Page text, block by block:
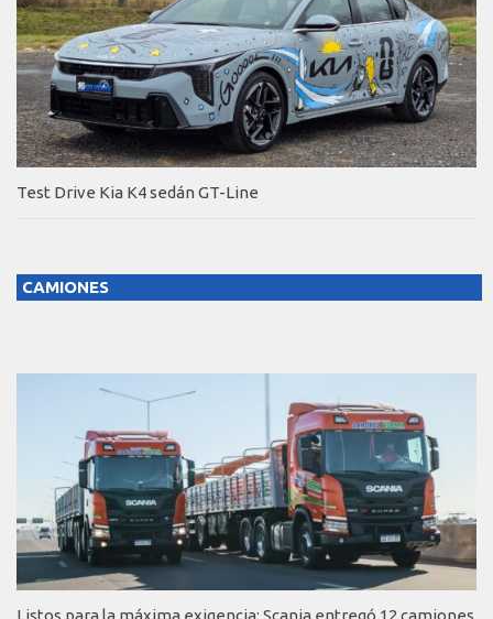
Test Drive Kia K4 sedán GT-Line
CAMIONES
Listos para la máxima exigencia: Scania entregó 12 camiones